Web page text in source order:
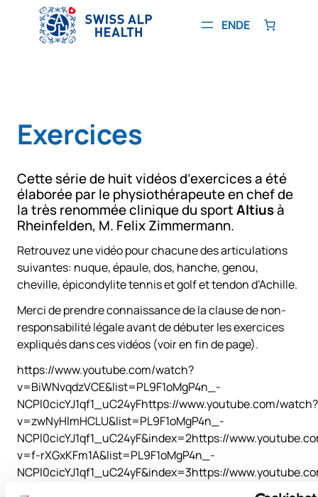
contenu
ENDE
Exercices
Cette série de huit vidéos d’exercices a été
élaborée par le physiothérapeute en chef de
la très renommée clinique du sportAltiusà
Rheinfelden, M. Felix Zimmermann.
Retrouvez une vidéo pour chacune des articulations
suivantes: nuque, épaule, dos, hanche, genou,
cheville, épicondylite tennis et golf et tendon d’Achille.
Merci de prendre connaissance de la clause de non-
responsabilité légale avant de débuter les exercices
expliqués dans ces vidéos (voir en fin de page).
https://www.youtube.com/watch?
v=BiWNvqdzVCE&list=PL9F1oMgP4n_-
NCPl0cicYJ1qf1_uC24yFhttps://www.youtube.com/watch?
v=zwNyHlmHCLU&list=PL9F1oMgP4n_-
NCPl0cicYJ1qf1_uC24yF&index=2https://
v=f-rXGxKFm1A&list=PL9F1oMgP4n_-
NCPl0cicYJ1qf1_uC24yF&index=3https://